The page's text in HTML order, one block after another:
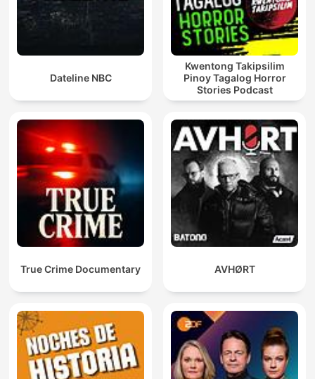
Dateline NBC
Kwentong Takipsilim
Pinoy Tagalog Horror
Stories Podcast
True Crime Documentary AVHØRT